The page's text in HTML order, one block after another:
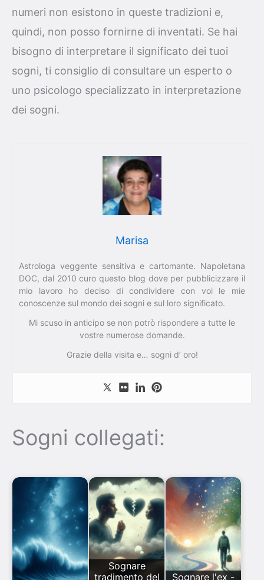
numeri non esistono in queste tradizioni e,
quindi, non posso fornirne di inventati. Se hai
bisogno di interpretare il significato dei tuoi
sogni, ti consiglio di consultare un esperto o
uno psicologo specializzato in interpretazione
dei sogni.
Marisa
Astrologa veggente sensitiva e cartomante. Napoletana
DOC, dal 2010 curo questo blog dove per pubblicizzare il
mio lavoro ho deciso di condividere con voi le mie
conoscenze sul mondo dei sogni e sul loro significato.
Mi scuso in anticipo se non potrò rispondere a tutte le
vostre numerose domande.
Grazie della visita e… sogni d’ oro!
Sogni collegati:
Sognare
tradimento del
Sognare l'ex -